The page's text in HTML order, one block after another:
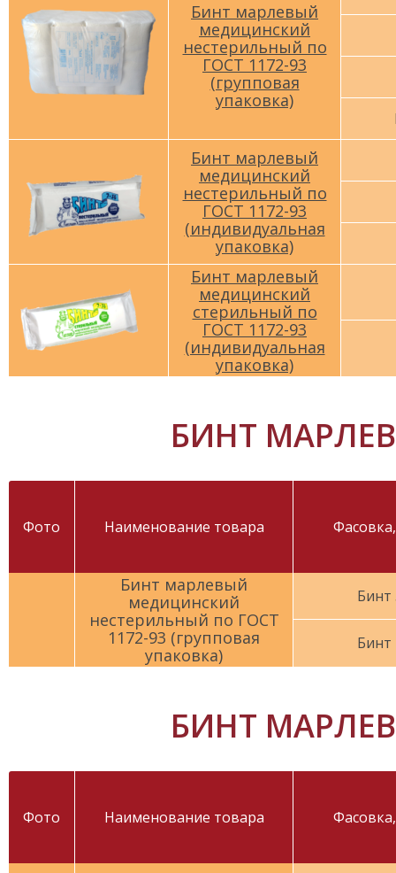
Бинт марлевый
медицинский
нестерильный по
ГОСТ 1172-93
(групповая
упаковка)
Бинт марлевый
медицинский
нестерильный по
ГОСТ 1172-93
(индивидуальная
упаковка)
Бинт марлевый
медицинский
стерильный по
ГОСТ 1172-93
(индивидуальная
упаковка)
БИНТ
Фото Наименование товара
Бинт марлевый
медицинский
нестерильный по ГОСТ
1172-93 (групповая
упаковка)
Бинт
Бинт
БИНТ
Фото Наименование товара